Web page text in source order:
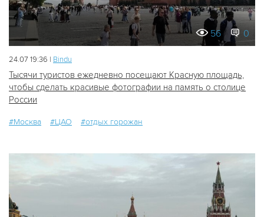
56 0
24.07 19:36 | Bindu
Тысячи туристов ежедневно посещают Красную площадь,
чтобы сделать красивые фотографии на память о столице
России
#Москва #ЦАО #отдых горожан